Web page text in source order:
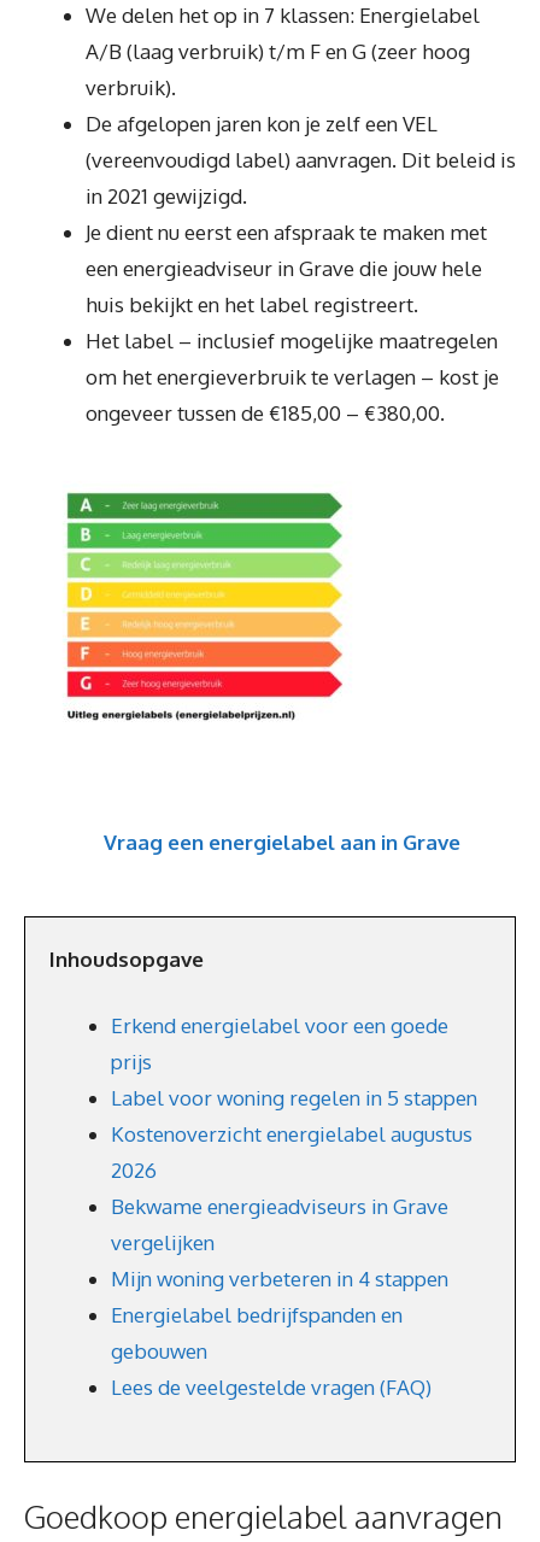
We delen het op in 7 klassen: Energielabel
A/B (laag verbruik) t/m F en G (zeer hoog
verbruik).
De afgelopen jaren kon je zelf een VEL
(vereenvoudigd label) aanvragen. Dit beleid is
in 2021 gewijzigd.
Je dient nu eerst een afspraak te maken met
een energieadviseur in Grave die jouw hele
huis bekijkt en het label registreert.
Het label – inclusief mogelijke maatregelen
om het energieverbruik te verlagen – kost je
ongeveer tussen de €185,00 – €380,00.
Vraag een energielabel aan in Grave
Inhoudsopgave
Erkend energielabel voor een goede
prijs
Label voor woning regelen in 5 stappen
Kostenoverzicht energielabel augustus
2026
Bekwame energieadviseurs in Grave
vergelijken
Mijn woning verbeteren in 4 stappen
Energielabel bedrijfspanden en
gebouwen
Lees de veelgestelde vragen (FAQ)
Goedkoop energielabel aanvragen